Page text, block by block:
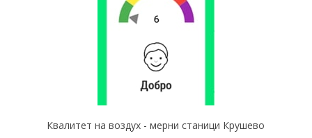
Квалитет на воздух - мерни станици Крушево